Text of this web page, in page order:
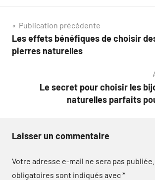
Navigation
de
Publication précédente
Les effets bénéfiques de choisir
pierres naturelles
Le secret pour choisir les
naturelles parfaits
Laisser un commentaire
Votre adresse e-mail ne sera pas publiée.
obligatoires sont indiqués avec*